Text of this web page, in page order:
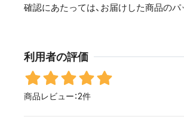
確認にあたっては、お届けした商品の
利用者の評価
商品レビュー：2件